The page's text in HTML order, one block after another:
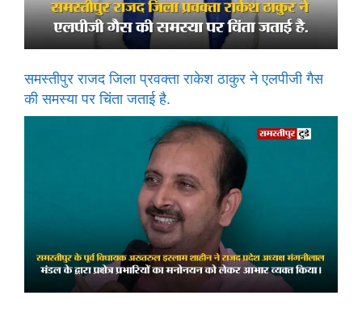
समस्तीपुर राजद जिला प्रवक्ता राकेश ठाकुर ने एलपीजी गैस
की समस्या पर चिंता जताई है.